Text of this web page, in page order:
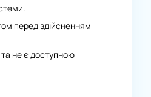
перед здійсненням
та не є доступною